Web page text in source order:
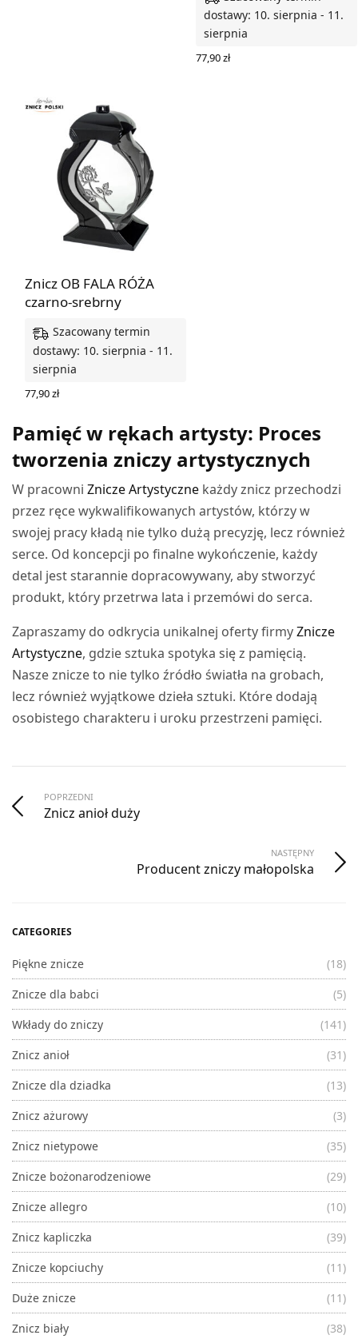
dostawy: 10. sierpnia - 11.
sierpnia
77,90zł
Znicz OB FALA RÓŻA
czarno-srebrny
Szacowany termin
dostawy: 10. sierpnia - 11.
sierpnia
77,90zł
Pamięć w rękach artysty: Proces
tworzenia zniczy artystycznych
W pracowniZnicze Artystyczne każdy znicz przechodzi
przez ręce wykwalifikowanych artystów, którzy w
swojej pracy kładą nie tylko dużą precyzję, lecz również
serce. Od koncepcji po finalne wykończenie, każdy
detal jest starannie dopracowywany, aby stworzyć
produkt, który przetrwa lata i przemówi do serca.
Zapraszamy do odkrycia unikalnej oferty firmyZnicze
Artystyczne, gdzie sztuka spotyka się z pamięcią.
Nasze znicze to nie tylko źródło światła na grobach,
lecz również wyjątkowe dzieła sztuki. Które dodają
osobistego charakteru i uroku przestrzeni pamięci.
POPRZEDNI
Znicz anioł duży
NASTĘPNY
Producent zniczy małopolska
CATEGORIES
Piękne znicze
(18)
Znicze dla babci
(5)
Wkłady do zniczy
(141)
Znicz anioł
(31)
Znicze dla dziadka
(13)
Znicz ażurowy
(3)
Znicz nietypowe
(35)
Znicze bożonarodzeniowe
(29)
Znicze allegro
(10)
Znicz kapliczka
(39)
Znicze kopciuchy
(11)
Duże znicze
(11)
Znicz biały
(38)